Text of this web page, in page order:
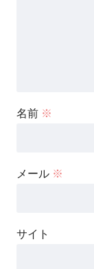
名前 ※
メール ※
サイト